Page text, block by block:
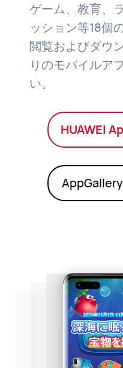
ゲーム、教育、
ッション等18個
閲覧およびダウ
りのモバイルア
い。
HUAWEI